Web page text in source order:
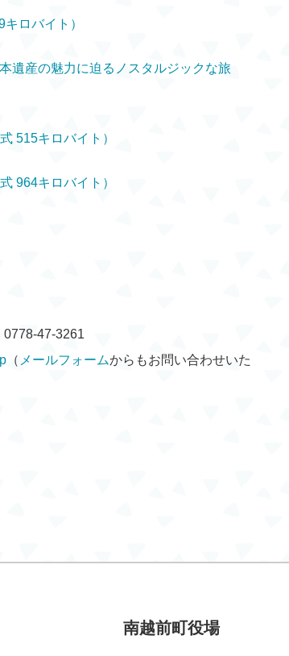
ロバイト）
遺産の魅力に迫るノスタルジックな旅
515キロバイト）
964キロバイト）
47-3261
（ メールフォームからもお問い合わせいた
南越前町役場